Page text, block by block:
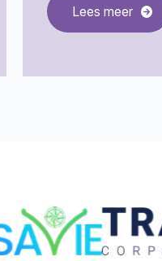
Lees meer